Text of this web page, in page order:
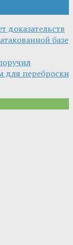
доказательств
базе
для переброски